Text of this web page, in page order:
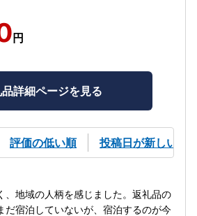
円
詳細ページを見る
評価の低い順 投稿日が新しい順
、地域の人柄を感じました。返礼品の
だ宿泊していないが、宿泊するのが今